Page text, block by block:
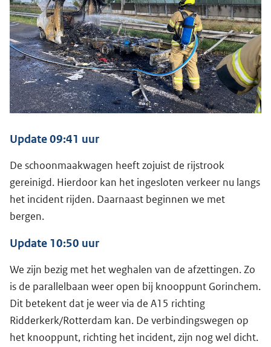
Update 09:41 uur
De schoonmaakwagen heeft zojuist de rijstrook
gereinigd. Hierdoor kan het ingesloten verkeer nu langs
het incident rijden. Daarnaast beginnen we met
bergen.
Update 10:50 uur
We zijn bezig met het weghalen van de afzettingen. Zo
is de parallelbaan weer open bij knooppunt Gorinchem.
Dit betekent dat je weer via de A15 richting
Ridderkerk/Rotterdam kan. De verbindingswegen op
het knooppunt, richting het incident, zijn nog wel dicht.